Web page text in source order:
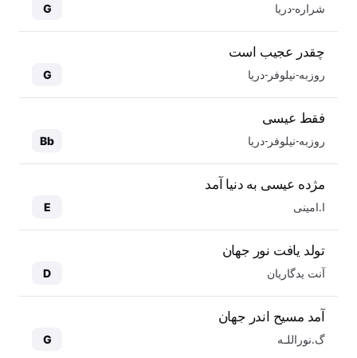
شراره-دریا G
چقدر عجیب است
روزبه-نیلوفر-دریا G
فقط عیسی
روزبه-نیلوفر-دریا Bb
مژده عیسی به دنیا آمد
ا.امینی E
تولد یافت نور جهان
آنت یدگاریان D
آمد مسیح اندر جهان
گ.نوراللـه G